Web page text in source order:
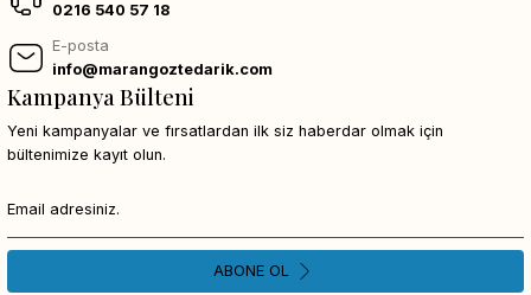
0216 540 57 18
E-posta
info@marangoztedarik.com
Kampanya Bülteni
Yeni kampanyalar ve fırsatlardan ilk siz haberdar olmak için
bültenimize kayıt olun.
ABONE OL